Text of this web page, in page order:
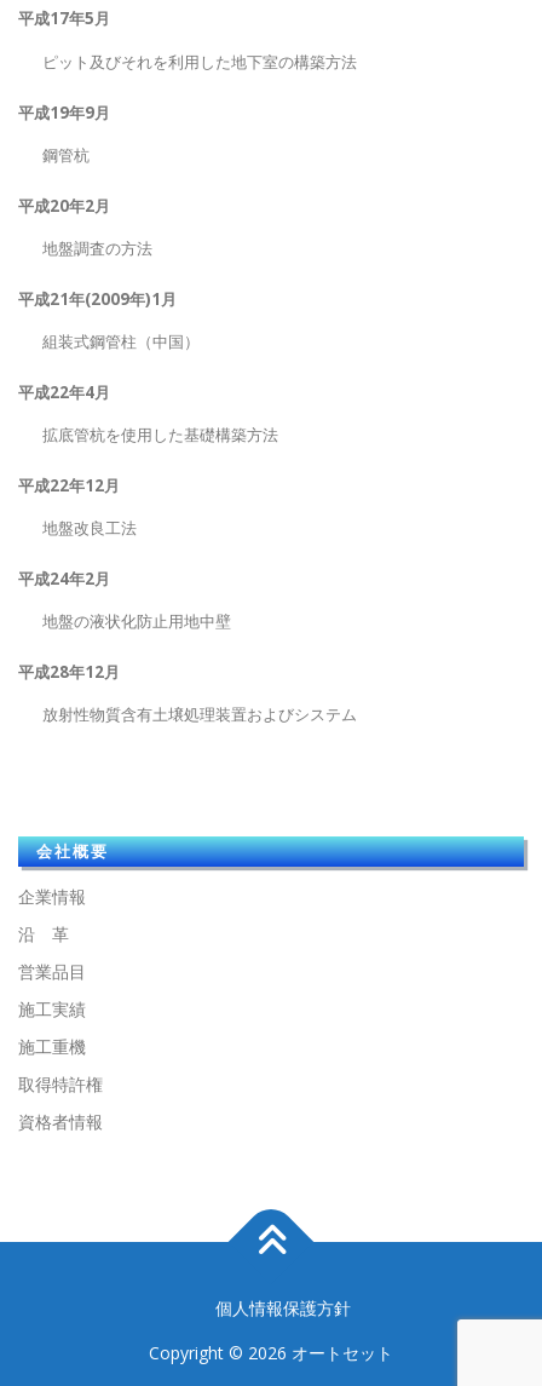
平成17年5月
ピット及びそれを利用した地下室の構築方法
平成19年9月
鋼管杭
平成20年2月
地盤調査の方法
平成21年(2009年)1月
組装式鋼管柱（中国）
平成22年4月
拡底管杭を使用した基礎構築方法
平成22年12月
地盤改良工法
平成24年2月
地盤の液状化防止用地中壁
平成28年12月
放射性物質含有土壌処理装置およびシステム
会社概要
企業情報
沿 革
営業品目
施工実績
施工重機
取得特許権
資格者情報
個人情報保護方針
Copyright © 2026 オートセット